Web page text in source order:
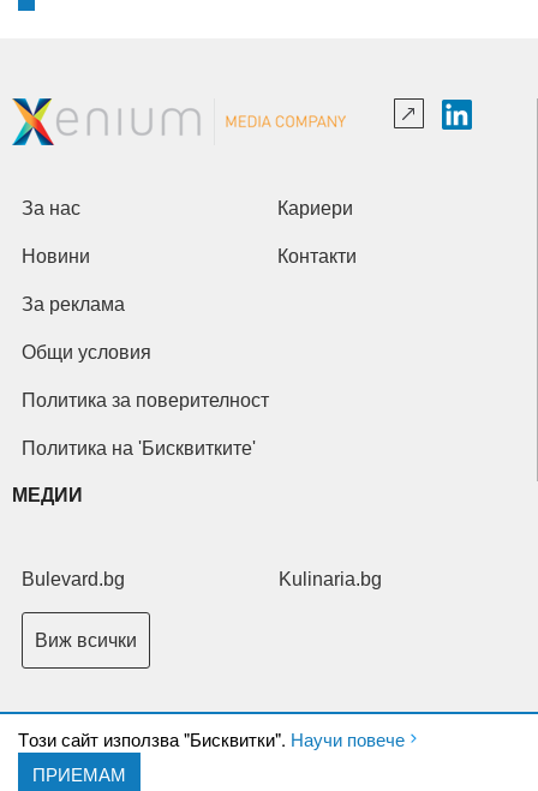
Tози сайт използва "Бисквитки". Научи повече
ПРИЕМАМ
За нас Кариери
Новини Контакти
За реклама
Общи условия
Политика за поверителност
Политика на 'Бисквитките'
МЕДИИ
Bulevard.bg Kulinaria.bg
Виж всички
Copyright © 2026 Ксениум ООД. Всички права запазени.